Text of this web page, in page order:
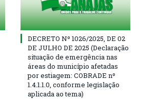
DECRETO Nº 1026/2025, DE 02
DE JULHO DE 2025 (Declaração
situação de emergência nas
áreas do município afetadas
por estiagem: COBRADE nº
1.4.1.1.0, conforme legislação
aplicada ao tema)